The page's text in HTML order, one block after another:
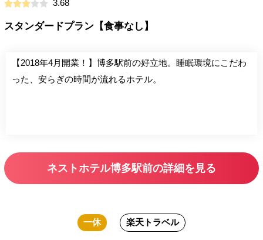
3.68
スタンダードプラン【食事なし】
【2018年4月開業！】博多駅前の好立地。睡眠環境にこだわ
った、安らぎの時間が流れるホテル。
ネストホテル博多駅前の詳細を見る
一休 楽天トラベル